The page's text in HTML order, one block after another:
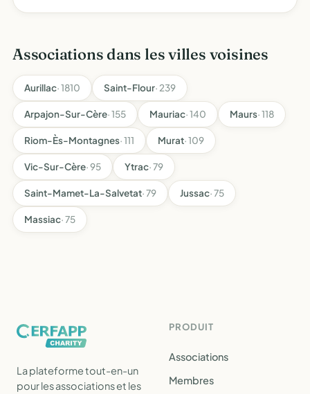
Associations dans les villes voisines
Aurillac· 1810 Saint-Flour· 239
Arpajon-Sur-Cère· 155 Mauriac· 140 Maurs· 118
Riom-Ès-Montagnes· 111 Murat· 109
Vic-Sur-Cère· 95 Ytrac· 79
Saint-Mamet-La-Salvetat· 79 Jussac· 75
Massiac· 75
La plateforme tout-en-un
pour les associations et les
PRODUIT
Associations
Membres